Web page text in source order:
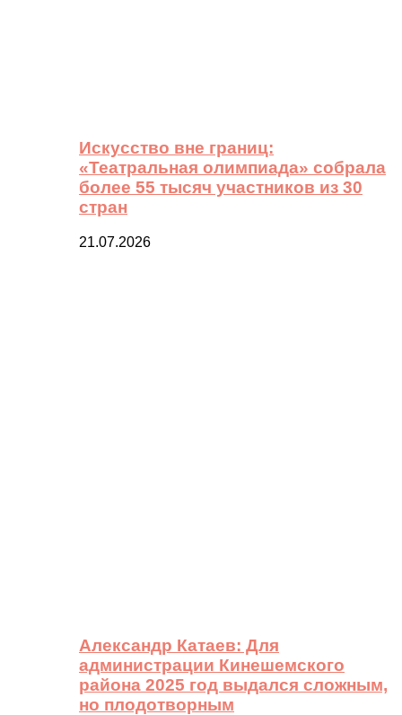
Искусство вне границ:
«Театральная олимпиада» собрала
более 55 тысяч участников из 30
стран
21.07.2026
Александр Катаев: Для
администрации Кинешемского
района 2025 год выдался сложным,
но плодотворным